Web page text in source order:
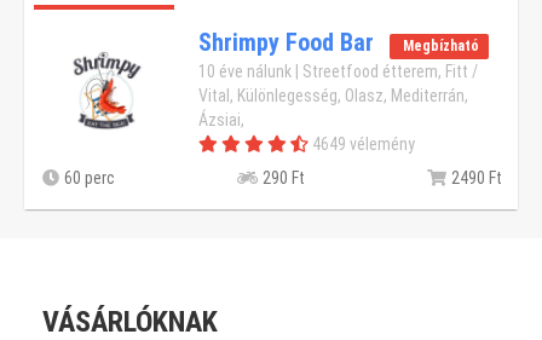
Shrimpy Food Bar Megbízható
10 éve nálunk | Streetfood étterem, Fitt /
Vital, Különlegesség, Olasz, Mediterrán,
Ázsiai,
4649 vélemény
60 perc
290 Ft 2490 Ft
VÁSÁRLÓKNAK